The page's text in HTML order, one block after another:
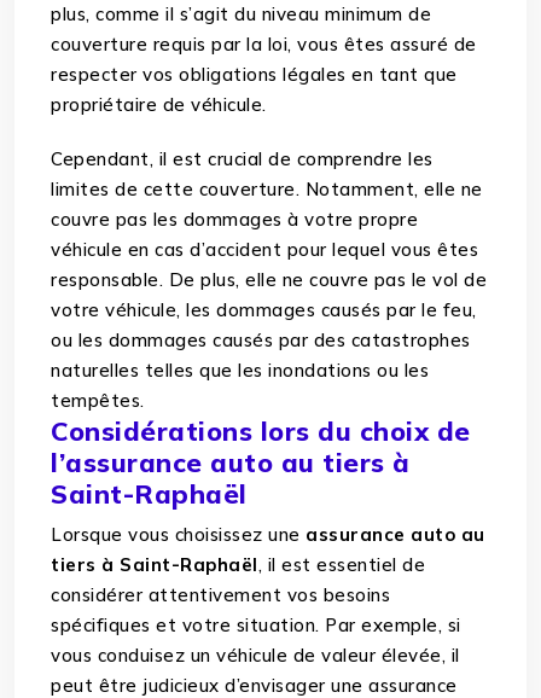
plus, comme il s’agit du niveau minimum de
couverture requis par la loi, vous êtes assuré de
respecter vos obligations légales en tant que
propriétaire de véhicule.
Cependant, il est crucial de comprendre les
limites de cette couverture. Notamment, elle ne
couvre pas les dommages à votre propre
véhicule en cas d’accident pour lequel vous êtes
responsable. De plus, elle ne couvre pas le vol de
votre véhicule, les dommages causés par le feu,
ou les dommages causés par des catastrophes
naturelles telles que les inondations ou les
tempêtes.
Considérations lors du choix de
l’assurance auto au tiers à
Saint-Raphaël
Lorsque vous choisissez une assurance auto au
tiers à Saint-Raphaël, il est essentiel de
considérer attentivement vos besoins
spécifiques et votre situation. Par exemple, si
vous conduisez un véhicule de valeur élevée, il
peut être judicieux d’envisager une assurance